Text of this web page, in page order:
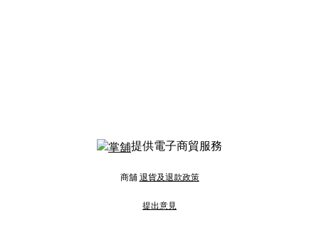
提供電子商貿服務
商舖 退貨及退款政策
提出意見